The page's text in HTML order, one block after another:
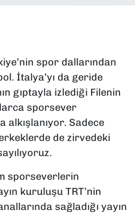
spor dallarından
İtalya’yı da geride
gıptayla izlediği Filenin
sporsever
alkışlanıyor. Sadece
de zirvedeki
sporseverlerin
kuruluşu TRT’nin
sağladığı yayın